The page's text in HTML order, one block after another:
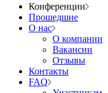
Конференции
Прошедшие
О нас
О компании
Вакансии
Отзывы
Контакты
FAQ